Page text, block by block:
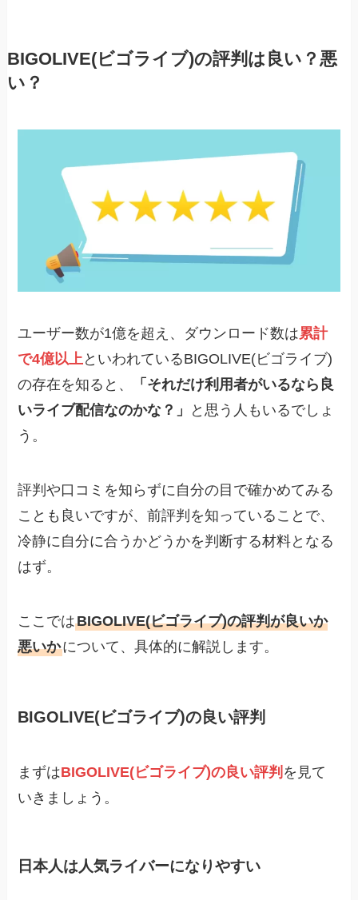
BIGOLIVE(ビゴライブ)の評判は良い？悪
い？
ユーザー数が1億を超え、ダウンロード数は累計
で4億以上 といわれているBIGOLIVE(ビゴライブ)
の存在を知ると、
「それだけ利用者がいるなら良
いライブ配信なのかな？」
と思う人もいるでしょ
う。
評判や口コミを知らずに自分の目で確かめてみる
ことも良いですが、前評判を知っていることで、
冷静に自分に合うかどうかを判断する材料となる
はず。
ここではBIGOLIVE(ビゴライブ)の評判が良いか
悪いかについて、具体的に解説します。
BIGOLIVE(ビゴライブ)の良い評判
まずはBIGOLIVE(ビゴライブ)の良い評判 を見て
いきましょう。
日本人は人気ライバーになりやすい